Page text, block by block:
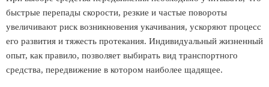
быстрые перепады скорости, резкие и частые повороты
увеличивают риск возникновения укачивания, ускоряют процесс
его развития и тяжесть протекания. Индивидуальный жизненный
опыт, как правило, позволяет выбирать вид транспортного
средства, передвижение в котором наиболее щадящее.